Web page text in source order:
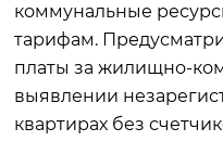
коммунальные
тарифам.
платы за жилищно-
выявлении
квартирах без